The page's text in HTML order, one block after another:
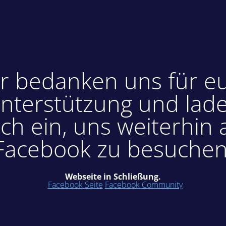
bedanken uns für
und
ein, uns weiterhin
zu
Webseite in Schließung.
Facebook Seite Facebook Community